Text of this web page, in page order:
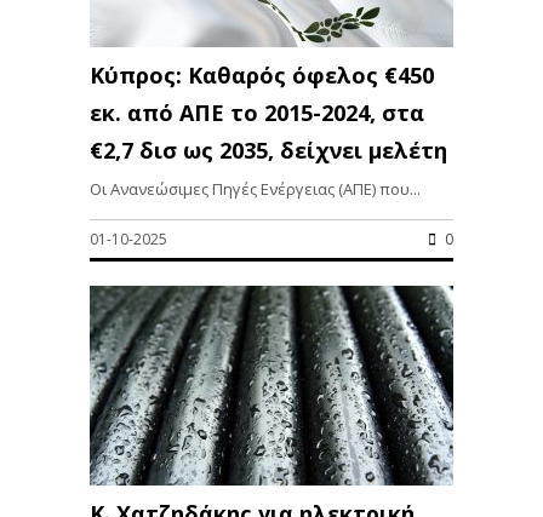
Κύπρος: Καθαρός όφελος €450
εκ. από ΑΠΕ το 2015-2024, στα
€2,7 δισ ως 2035, δείχνει μελέτη
Οι Ανανεώσιμες Πηγές Ενέργειας (ΑΠΕ) που...
01-10-2025 0